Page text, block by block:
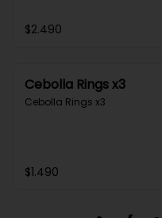
$2.490
Cebolla Rings x3
Cebolla Rings x3
$1.490